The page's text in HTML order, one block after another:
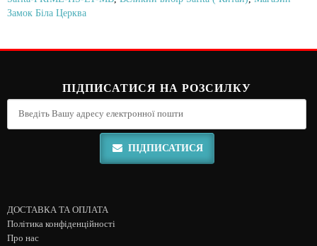
Замок Біла Церква
ПІДПИСАТИСЯ НА РОЗСИЛКУ
ПІДПИСАТИСЯ
ДОСТАВКА ТА ОПЛАТА
Політика конфіденційності
Про нас